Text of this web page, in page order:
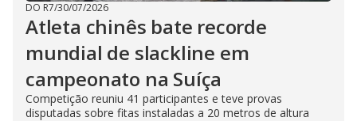
DO R7/30/07/2026
Atleta chinês bate recorde
mundial de slackline em
campeonato na Suíça
Competição reuniu 41 participantes e teve provas
disputadas sobre fitas instaladas a 20 metros de altura